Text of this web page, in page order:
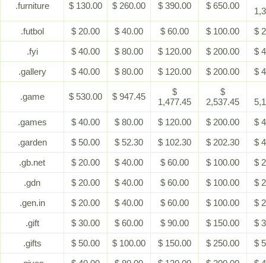
.furniture $ 130.00 $ 260.00 $ 390.00 $ 650.00
.futbol
$ 20.00 $ 40.00 $ 60.00 $ 100.00
$
.fyi
$ 40.00 $ 80.00 $ 120.00 $ 200.00
$
.gallery
$ 40.00 $ 80.00 $ 120.00 $ 200.00 $
.game $ 530.00 $ 947.45
$
1,477.45
$
2,537.45
.games
$ 40.00 $ 80.00 $ 120.00 $ 200.00
$
.garden
$ 50.00 $ 52.30 $ 102.30 $ 202.30
$
.gb.net
$ 20.00 $ 40.00 $ 60.00 $ 100.00
$
.gdn
$ 20.00 $ 40.00 $ 60.00 $ 100.00
$
.gen.in
$ 20.00 $ 40.00 $ 60.00 $ 100.00
$
.gift
$ 30.00 $ 60.00 $ 90.00 $ 150.00
$
.gifts
$ 50.00 $ 100.00 $ 150.00 $ 250.00
$